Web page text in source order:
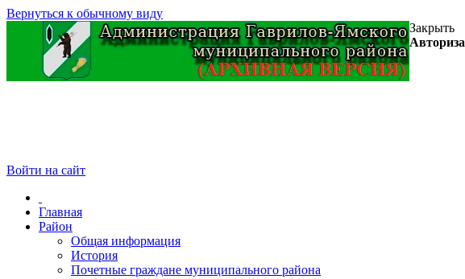
Вернуться к обычному виду
Закрыть
Войти на сайт
Главная
Район
Общая информация
История
Почетные граждане муниципального района